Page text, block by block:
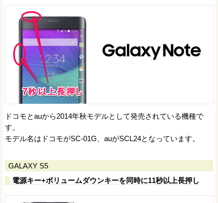
ドコモとauから2014年秋モデルとして発売されている機種で
す。
モデル名はドコモがSC-01G、auがSCL24となっています。
GALAXY S5
電源キー+ボリュームダウンキーを同時に11秒以上長押し